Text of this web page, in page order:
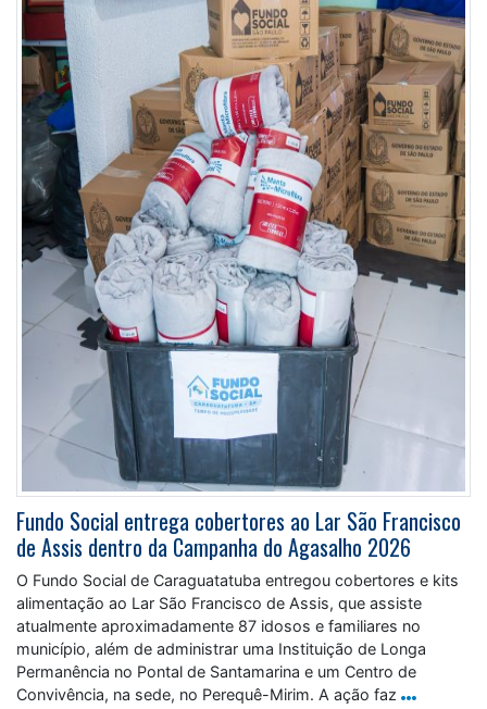
Fundo Social entrega cobertores ao Lar São Francisco
de Assis dentro da Campanha do Agasalho 2026
O Fundo Social de Caraguatatuba entregou cobertores e kits
alimentação ao Lar São Francisco de Assis, que assiste
atualmente aproximadamente 87 idosos e familiares no
município, além de administrar uma Instituição de Longa
Permanência no Pontal de Santamarina e um Centro de
Convivência, na sede, no Perequê-Mirim. A ação faz